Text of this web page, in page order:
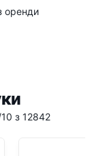
оренди
з 12842